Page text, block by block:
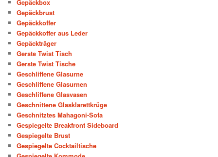
Gepäckbox
Gepäckbrust
Gepäckkoffer
Gepäckkoffer aus Leder
Gepäckträger
Gerste Twist Tisch
Gerste Twist Tische
Geschliffene Glasurne
Geschliffene Glasurnen
Geschliffene Glasvasen
Geschnittene Glasklarettkrüge
Geschnitztes Mahagoni-Sofa
Gespiegelte Breakfront Sideboard
Gespiegelte Brust
Gespiegelte Cocktailtische